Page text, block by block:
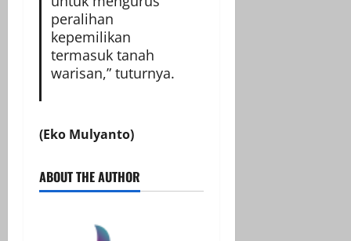
peralihan
kepemilikan
termasuk tanah
warisan,” tuturnya.
(Eko Mulyanto)
ABOUT THE AUTHOR